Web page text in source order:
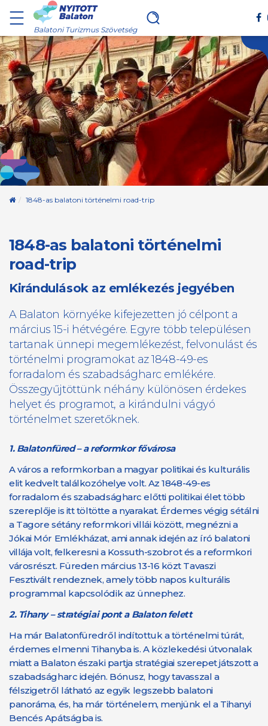
Balatoni Turizmus Szövetség
Kezdőoldal
1848-as balatoni történelmi road-trip
1848-as balatoni történelmi
road-trip
Kirándulások az emlékezés jegyében
A Balaton környéke kifejezetten jó célpont a
március 15-i hétvégére. Egyre több településen
tartanak ünnepi megemlékezést, felvonulást és
történelmi programokat az 1848-49-es
forradalom és szabadságharc emlékére.
Összegyűjtöttünk néhány különösen érdekes
helyet és programot, a kirándulni vágyó
történelmet szeretőknek.
1. Balatonfüred – a reformkor fővárosa
A város a reformkorban a magyar politikai és kulturális
elit kedvelt találkozóhelye volt. Az 1848-49-es
forradalom és szabadságharc előtti politikai élet több
szereplője is itt töltötte a nyarakat. Érdemes végig sétálni
a Tagore sétány reformkori villái között, megnézni a
Jókai Mór Emlékházat, ami annak idején az író balatoni
villája volt, felkeresni a Kossuth-szobrot és a reformkori
városrészt. Füreden március 13-16 közt Tavaszi
Fesztivált rendeznek, amely több napos kulturális
programmal kapcsolódik az ünnephez.
2. Tihany – stratégiai pont a Balaton felett
Ha már Balatonfüredről indítottuk a történelmi túrát,
érdemes elmenni Tihanyba is. A közlekedési útvonalak
miatt a Balaton északi partja stratégiai szerepet játszott a
szabadságharc idején. Bónusz, hogy tavasszal a
félszigetről látható az egyik legszebb balatoni
panoráma, és, ha már történelem, menjünk el a Tihanyi
Bencés Apátságba is.